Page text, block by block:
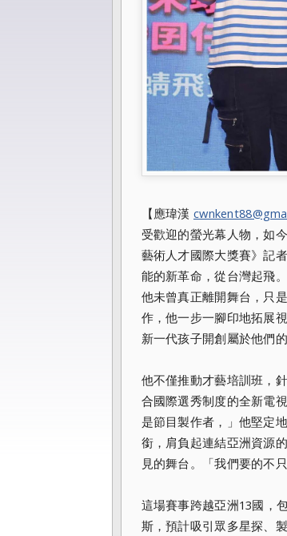
【應瑋漢
受歡迎的螢光幕人物，如
藝術人才國際大獎賽》記
能的新革命，從台灣起飛
他未曾真正離開舞台，只
作，他一步一腳印地拓展
新一代孩子開創屬於他們的
他不僅推動才藝培訓班，
合國際選秀制度的全新電
是節目製作者，」他堅定
銜，肩負起連結亞洲資源
見的舞台。「我們要的不
這場賽事跨越亞洲13國，
斯，預計吸引眾多星探、